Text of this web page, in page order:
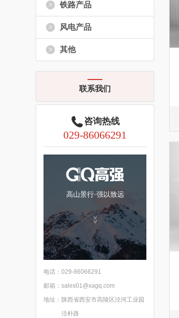
> 铁路产品
> 风电产品
> 其他
联系我们
咨询热线
029-86066291
高山景行·强以致远
>>
电话： 029-86066291
邮箱： sales01@xagq.com
地址： 陕西省西安市高陵区泾河工业园
泾朴路